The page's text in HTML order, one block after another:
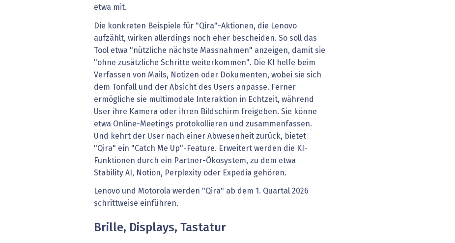
etwa mit.
Die konkreten Beispiele für "Qira"-Aktionen, die Lenovo
aufzählt, wirken allerdings noch eher bescheiden. So soll das
Tool etwa "nützliche nächste Massnahmen" anzeigen, damit sie
"ohne zusätzliche Schritte weiterkommen". Die KI helfe beim
Verfassen von Mails, Notizen oder Dokumenten, wobei sie sich
dem Tonfall und der Absicht des Users anpasse. Ferner
ermögliche sie multimodale Interaktion in Echtzeit, während
User ihre Kamera oder ihren Bildschirm freigeben. Sie könne
etwa Online-Meetings protokollieren und zusammenfassen.
Und kehrt der User nach einer Abwesenheit zurück, bietet
"Qira" ein "Catch Me Up"-Feature. Erweitert werden die KI-
Funktionen durch ein Partner-Ökosystem, zu dem etwa
Stability AI, Notion, Perplexity oder Expedia gehören.
Lenovo und Motorola werden "Qira" ab dem 1. Quartal 2026
schrittweise einführen.
Brille, Displays, Tastatur